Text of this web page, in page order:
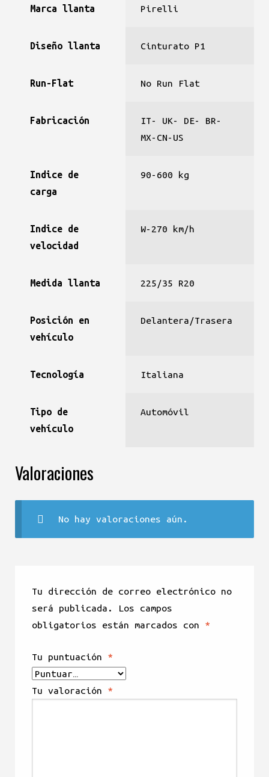
Marca llanta Pirelli
Diseño llanta Cinturato P1
Run-Flat No Run Flat
Fabricación
IT- UK- DE- BR-
MX-CN-US
Indice de
carga
90-600 kg
Indice de
velocidad
W-270 km/h
Medida llanta 225/35 R20
Posición en
vehículo
Delantera/Trasera
Tecnología Italiana
Tipo de
vehículo
Automóvil
Valoraciones
No hay valoraciones aún.
Tu dirección de correo electrónico no
será publicada.
Los campos
obligatorios están marcados con *
Tu puntuación *
Tu valoración *